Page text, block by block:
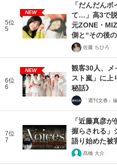
5位
5
NEW
「だんだん
て…」高3で
元ZONE・
側と“その後
佐藤 ちひろ
6位
6
NEW
観客30人、
スト嵐」に上
秘話》
「週刊文春」
7位
7
「近藤真彦
握らされる」
語り始めた被
髙橋 大介